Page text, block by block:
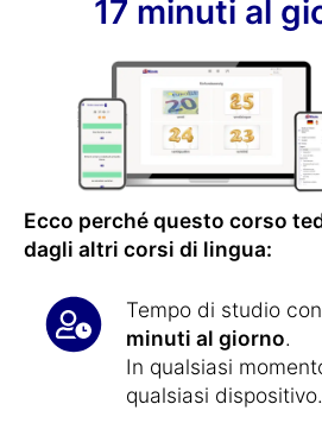
17 minuti al
Ecco perché questo corso
dagli altri corsi di lingua:
Tempo di studio
minuti al giorno.
In qualsiasi
qualsiasi dispositivo.